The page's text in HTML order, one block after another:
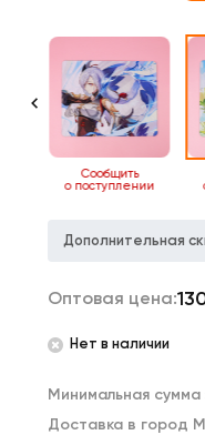
Сообщить
о поступлении
Дополнительная
Оптовая цена:
Нет в наличии
Минимальная
Доставка в город